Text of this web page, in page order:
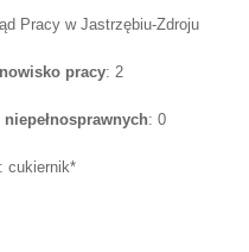
Pracy w Jastrzębiu-Zdroju
pracy: 2
: 0
: cukiernik*